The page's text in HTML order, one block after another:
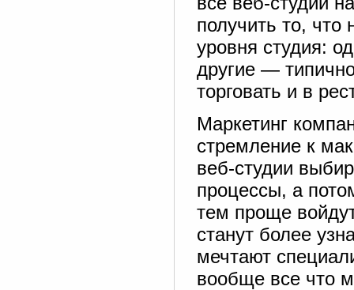
получить то,
уровня студия:
другие —
торговать и в
Маркетинг
стремление к
веб-студии
процессы, а
тем проще
станут более
мечтают
вообще все что